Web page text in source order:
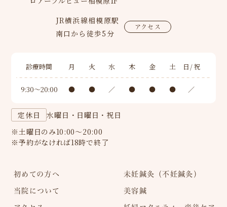
JR横浜線相模原駅
南口から徒歩5分
アクセス
診療時間 月 火 水 木 金 土 日/祝
9:30〜20:00 ● ● ／ ● ● ● ／
定休日
水曜日・日曜日・祝日
※土曜日のみ10:00～20:00
※予約がなければ18時で終了
初めての方へ
当院について
未妊鍼灸（不妊鍼灸）
美容鍼